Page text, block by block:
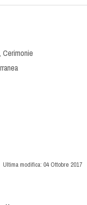
, Cerimonie
Ultima modifica: 04 Ottobre 2017